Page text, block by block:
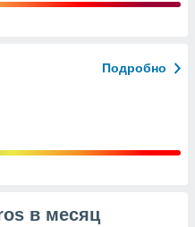
Подробно
в месяц